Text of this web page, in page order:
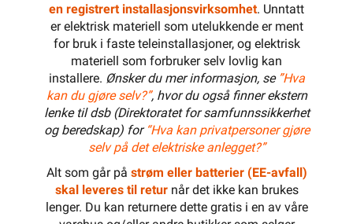
en registrert installasjonsvirksomhet. Unntatt
er elektrisk materiell som utelukkende er ment
for bruk i faste teleinstallasjoner, og elektrisk
materiell som forbruker selv lovlig kan
installere. Ønsker du mer informasjon, se ”Hva
kan du gjøre selv?”, hvor du også finner ekstern
lenke til dsb (Direktoratet for samfunnssikkerhet
og beredskap) for “Hva kan privatpersoner gjøre
selv på det elektriske anlegget?”
Alt som går på strøm eller batterier (EE-avfall)
skal leveres til returnår det ikke kan brukes
lenger. Du kan returnere dette gratis i en av våre